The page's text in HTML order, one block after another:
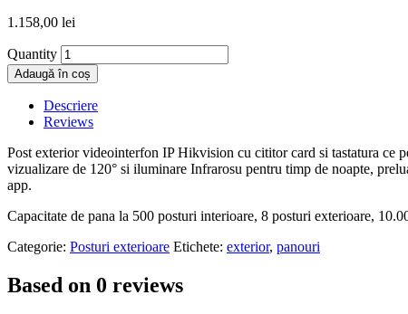
1.158,00 lei
Quantity
Adaugă în coș
Descriere
Reviews
Post exterior videointerfon IP Hikvision cu cititor card si tastatura ce
vizualizare de 120° si iluminare Infrarosu pentru timp de noapte,
app.
Capacitate de pana la 500 posturi interioare, 8 posturi exterioare,
Categorie: Posturi exterioare Etichete: exterior, panouri
Based on 0 reviews